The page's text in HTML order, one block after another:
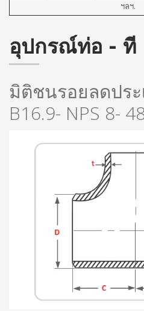
ฯลฯ.
อุปกรณ์ท่อ - ที
มิติชนรอยลดประ
B16.9- NPS 8-